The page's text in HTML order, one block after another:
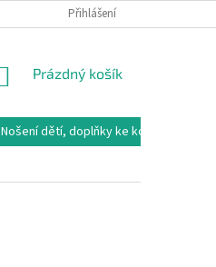
DOPRAVA, PLATBY A
Přihlášení
NÁKUPNÍ
Prázdný košík
Nošení dětí, doplňky ke kočárkům